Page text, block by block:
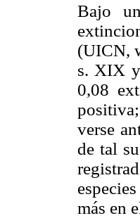
Bajo
(UICN,
s. XIX
0,08
verse
de tal
más en